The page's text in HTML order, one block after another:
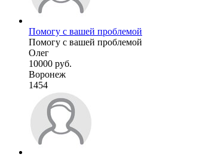
Помогу с вашей проблемой
Помогу с вашей проблемой
Олег
10000 руб.
Воронеж
1454